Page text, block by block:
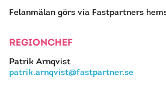
Felanmälan görs via Fastpartners
REGIONCHEF
Patrik Arnqvist
patrik.arnqvist@fastpartner.se